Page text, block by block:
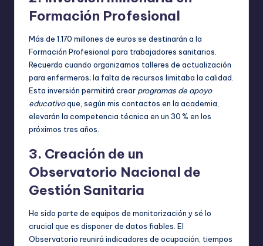
Formación Profesional
Más de 1.170 millones de euros se destinarán a la
Formación Profesional para trabajadores sanitarios.
Recuerdo cuando organizamos talleres de actualización
para enfermeros; la falta de recursos limitaba la calidad.
Esta inversión permitirá crear programas de apoyo
educativoque, según mis contactos en la academia,
elevarán la competencia técnica en un 30 % en los
próximos tres años.
3. Creación de un
Observatorio Nacional de
Gestión Sanitaria
He sido parte de equipos de monitorización y sé lo
crucial que es disponer de datos fiables. El
Observatorio reunirá indicadores de ocupación, tiempos